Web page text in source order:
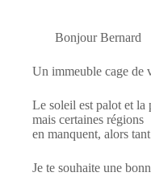
Bonjour Bernard
Un immeuble cage de
Le soleil est palot et
mais certaines régions
en manquent, alors
Je te souhaite une